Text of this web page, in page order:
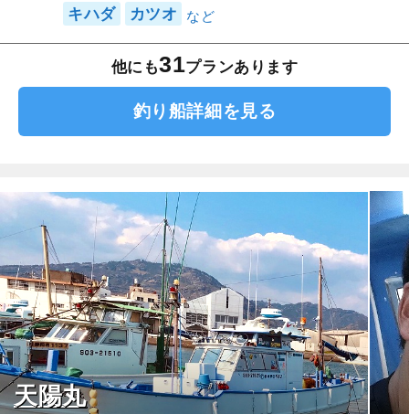
キハダ カツオ
他にも31プランあります
釣り船詳細を見る
天陽丸